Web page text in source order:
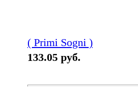
( Primi Sogni )
133.05 руб.